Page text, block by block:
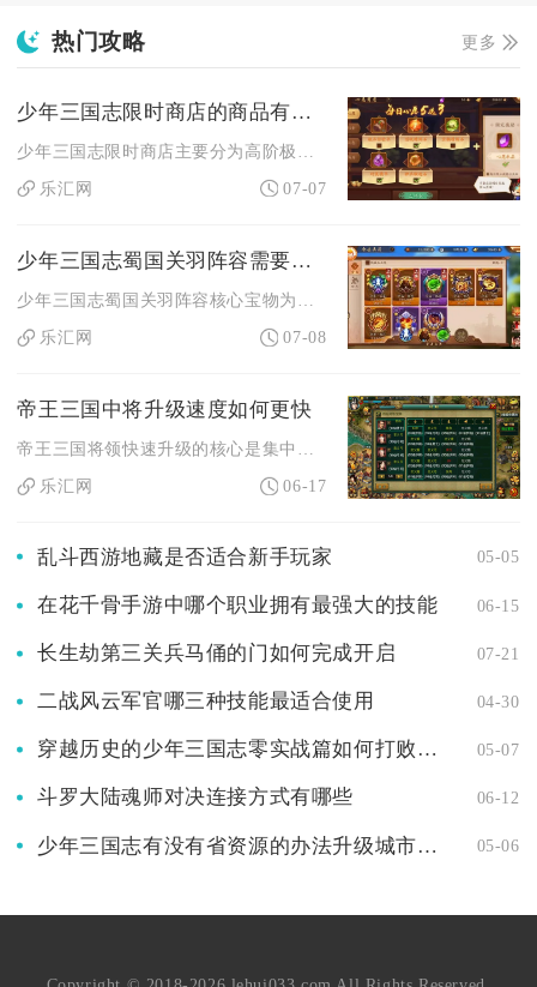
热门攻略 更多
少年三国志限时商店的商品有哪些
乐汇网
07-07
少年三国志蜀国关羽阵容需要哪些宝物来提升实力
乐汇网
07-08
帝王三国中将升级速度如何更快
帝王三国将领快速升级的核心是集中资源主攻核心将领、高效刷取野...
乐汇网
06-17
乱斗西游地藏是否适合新手玩家 05-05
在花千骨手游中哪个职业拥有最强大的技能 06-15
长生劫第三关兵马俑的门如何完成开启 07-21
二战风云军官哪三种技能最适合使用 04-30
穿越历史的少年三国志零实战篇如何打败敌人 05-07
斗罗大陆魂师对决连接方式有哪些 06-12
少年三国志有没有省资源的办法升级城市到七级 05-06